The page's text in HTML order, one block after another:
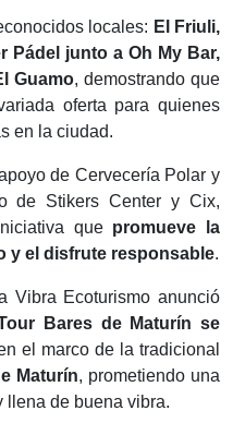
locales: El Friuli,
Pádel junto a Oh My Bar,
Guamo, demostrando que
oferta para quienes
en la ciudad.
de Cervecería Polar y
de Stikers Center y Cix,
que promueve la
y el disfrute responsable.
Vibra Ecoturismo anunció
Bares de Maturín se
el marco de la tradicional
Maturín, prometiendo una
llena de buena vibra.